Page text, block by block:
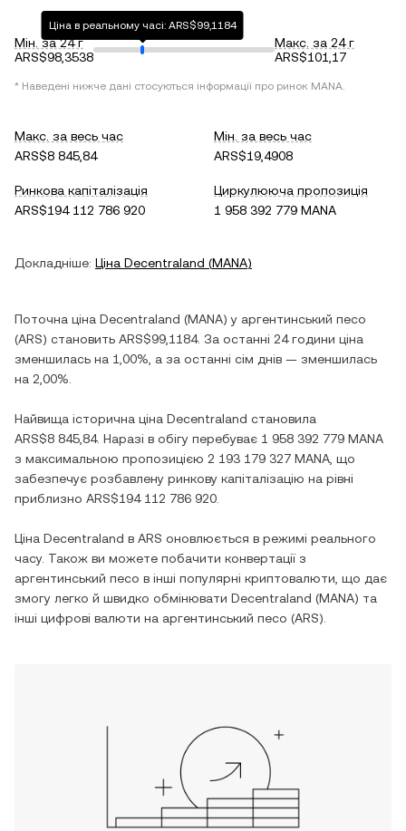
Мін. за 24 г
ARS$98,3538
Ціна в реальному часі: ARS$99,1184
Макс. за 24 г
ARS$101,17
* Наведені нижче дані стосуються інформації про ринок MANA.
Макс. за весь час
ARS$8 845,84
Мін. за весь час
ARS$19,4908
Ринкова капіталізація
ARS$194 112 786 920
Циркулююча пропозиція
1 958 392 779 MANA
Докладніше: Ціна Decentraland (MANA)
Поточна ціна Decentraland (MANA) у аргентинський песо
(ARS) становить ARS$99,1184. За останні 24 години ціна
зменшилась на 1,00% , а за останні сім днів — зменшилась
на 2,00%
Найвища історична ціна Decentraland становила
ARS$8 845,84. Наразі в обігу перебуває 1 958 392 779 MANA
з максимальною пропозицією 2 193 179 327 MANA , що
забезпечує розбавлену ринкову капіталізацію на рівні
приблизно ARS$194 112 786 920
Ціна Decentraland в ARS оновлюється в режимі реального
часу. Також ви можете побачити конвертації з
аргентинський песо в інші популярні криптовалюти, що дає
змогу легко й швидко обмінювати Decentraland (MANA) та
інші цифрові валюти на аргентинський песо (ARS).